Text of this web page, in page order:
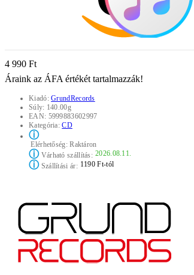
4 990 Ft
Áraink az ÁFA értékét tartalmazzák!
Kiadó:GrundRecords
Súly: 140.00g
EAN: 5999883602997
Kategória:CD
ⓘ
Elérhetőség:Raktáron
ⓘVárható szállítás: 2026.08.11.
ⓘSzállítási ár: 1190 Ft-tól